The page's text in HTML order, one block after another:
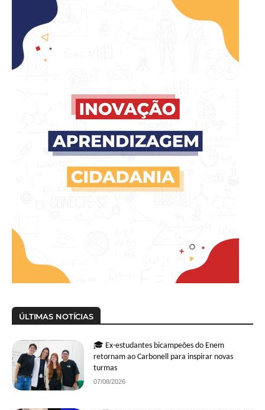
ÚLTIMAS NOTÍCIAS
🎓 Ex-estudantes bicampeões do Enem
retornam ao Carbonell para inspirar novas
turmas
07/08/2026